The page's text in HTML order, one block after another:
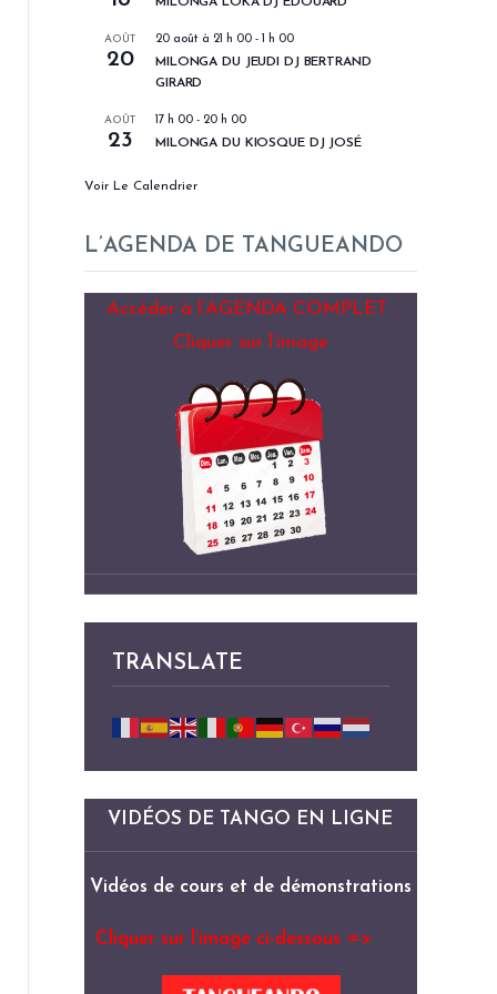
AOÛT
20
20 août à 21 h 00 - 1 h 00
MILONGA DU JEUDI DJ BERTRAND
GIRARD
AOÛT
23
17 h 00 - 20 h 00
MILONGA DU KIOSQUE DJ JOSÉ
Voir Le Calendrier
L’AGENDA DE TANGUEANDO
Accéder à l’AGENDA COMPLET :
Cliquer sur l’image
TRANSLATE
VIDÉOS DE TANGO EN LIGNE
Vidéos de cours et de démonstrations
Cliquer sur l’image ci-dessous =>